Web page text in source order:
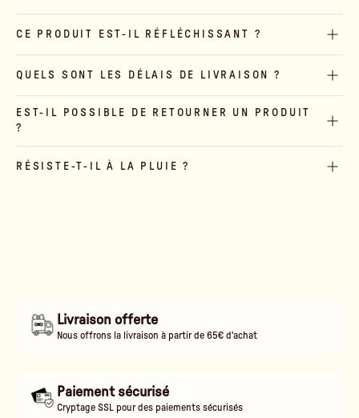
CE PRODUIT EST-IL RÉFLÉCHISSANT ?
QUELS SONT LES DÉLAIS DE LIVRAISON ?
EST-IL POSSIBLE DE RETOURNER UN PRODUIT
?
RÉSISTE-T-IL À LA PLUIE ?
Livraison offerte
Nous offrons la livraison à partir de 65€ d'achat
Paiement sécurisé
Cryptage SSL pour des paiements sécurisés